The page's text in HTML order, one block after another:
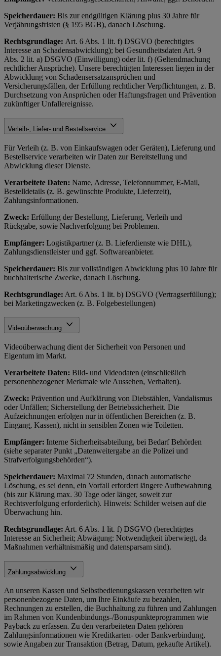
Speicherdauer: Bis zur endgültigen Klärung plus 30 Jahre für
Verjährungsfristen (§ 195 BGB), danach Löschung.
Rechtsgrundlage: Art. 6 Abs. 1 lit. f) DSGVO (berechtigtes
Interesse an Schadensabwicklung); bei Gesundheitsdaten Art. 9
Abs. 2 lit. a) DSGVO (Einwilligung) oder lit. f) (Geltendmachung
rechtlicher Ansprüche). Unsere berechtigten Interessen liegen in der
Abwicklung von Schadensersatzansprüchen und
Versicherungsfällen, der Erfüllung rechtlicher Verpflichtungen, z. B.
Durchsetzung von Ansprüchen oder Haftungsfragen und Prävention
zukünftiger Unfallereignisse.
Verleih-, Liefer- und Bestellservice
Für Verleih (z. B. von Einkaufswagen oder Geräten), Lieferung und
Bestellservice verarbeiten wir Daten zur Bereitstellung und
Abwicklung dieser Dienste.
Verarbeitete Daten: Name, Adresse, Telefonnummer, E-Mail,
Bestelldetails (z. B. gewünschte Produkte, Lieferzeit),
Zahlungsinformationen.
Zweck: Erfüllung der Bestellung, Lieferung, Verleih und
Rückgabe, sowie Nachverfolgung bei Problemen.
Empfänger: Logistikpartner (z. B. Lieferdienste wie DHL),
Zahlungsdienstleister und ggf. Softwareanbieter.
Speicherdauer: Bis zur vollständigen Abwicklung plus 10 Jahre für
buchhalterische Zwecke, danach Löschung.
Rechtsgrundlage: Art. 6 Abs. 1 lit. b) DSGVO (Vertragserfüllung);
bei Marketingzwecken (z. B. Folgebestellungen)
Videoüberwachung
Videoüberwachung dient der Sicherheit von Personen und
Eigentum im Markt.
Verarbeitete Daten: Bild- und Videodaten (einschließlich
personenbezogener Merkmale wie Aussehen, Verhalten).
Zweck: Prävention und Aufklärung von Diebstählen, Vandalismus
oder Unfällen; Sicherstellung der Betriebssicherheit. Die
Aufzeichnungen erfolgen nur in öffentlichen Bereichen (z. B.
Eingang, Kassen), nicht in sensiblen Zonen wie Toiletten.
Empfänger: Interne Sicherheitsabteilung, bei Bedarf Behörden
(siehe separater Punkt „Datenweitergabe an die Polizei und
Strafverfolgungsbehörden“).
Speicherdauer: Maximal 72 Stunden, danach automatische
Löschung, es sei denn, ein Vorfall erfordert längere Aufbewahrung
(bis zur Klärung max. 30 Tage oder länger, soweit zur
Rechtsverfolgung erforderlich). Hinweis: Schilder weisen auf die
Überwachung hin.
Rechtsgrundlage: Art. 6 Abs. 1 lit. f) DSGVO (berechtigtes
Interesse an Sicherheit; Abwägung: Notwendigkeit überwiegt, da
Maßnahmen verhältnismäßig und datensparsam sind).
Zahlungsabwicklung
An unseren Kassen und Selbstbedienungskassen verarbeiten wir
personenbezogene Daten, um Ihre Einkäufe zu bezahlen,
Rechnungen zu erstellen, die Buchhaltung zu führen und Zahlungen
im Rahmen von Kundenbindungs-/Bonuspunkteprogrammen wie
Payback zu erfassen. Zu den verarbeiteten Daten gehören
Zahlungsinformationen wie Kreditkarten- oder Bankverbindung,
sowie Angaben zur Transaktion (Betrag, Datum, gekaufte Artikel).